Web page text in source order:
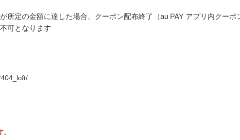
所定の金額に達した場合、クーポン配布終了（au PAY アプリ内クーポ
可となります